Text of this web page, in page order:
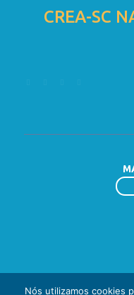
CREA-SC
Solicitação de Registro
Nós utilizamos cookies